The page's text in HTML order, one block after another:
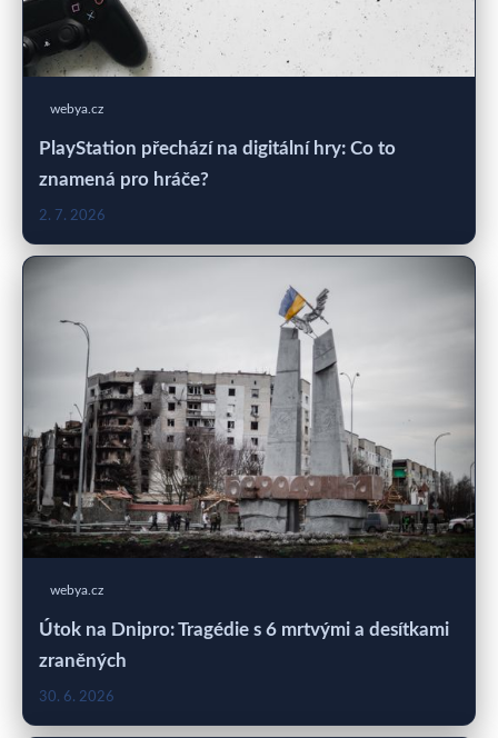
webya.cz
PlayStation přechází na digitální hry: Co to
znamená pro hráče?
2. 7. 2026
webya.cz
Útok na Dnipro: Tragédie s 6 mrtvými a desítkami
zraněných
30. 6. 2026